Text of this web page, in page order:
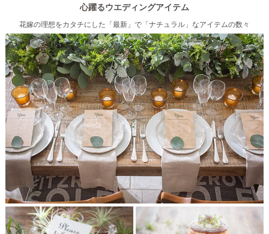
心躍るウエディングアイテム
花嫁の理想をカタチにした「最新」で「ナチュラル」なアイテムの数々